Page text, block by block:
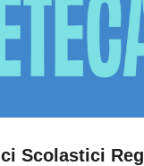
Scolastici